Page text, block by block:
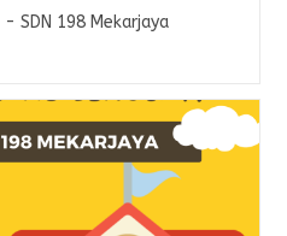
- SDN 198 Mekarjaya